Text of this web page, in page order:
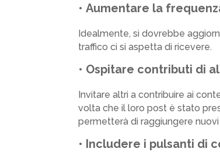
•Aumentare la
Idealmente, si dovrebbe
traffico ci si aspetta di ricevere.
• Ospitare contributi di
Invitare altri a contribuire ai
volta che il loro post è stato
permetterà di raggiungere
• Includere i pulsanti di